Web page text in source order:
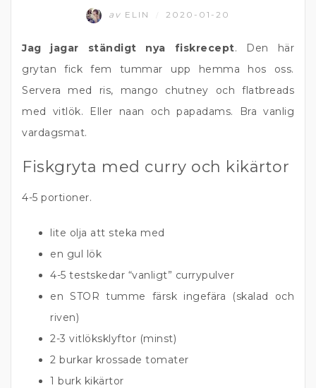
av ELIN 2020-01-20
Jag jagar ständigt nya fiskrecept. Den här
grytan fick fem tummar upp hemma hos oss.
Servera med ris, mango chutney och flatbreads
med vitlök. Eller naan och papadams. Bra vanlig
vardagsmat.
Fiskgryta med curry och kikärtor
4-5 portioner.
lite olja att steka med
en gul lök
4-5 testskedar “vanligt” currypulver
en STOR tumme färsk ingefära (skalad och
riven)
2-3 vitlöksklyftor (minst)
2 burkar krossade tomater
1 burk kikärtor